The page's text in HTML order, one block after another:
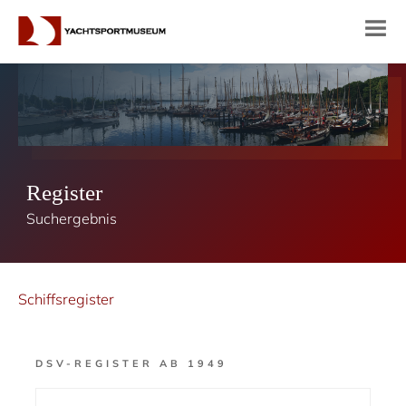
Register
Suchergebnis
Schiffsregister
DSV-REGISTER AB 1949